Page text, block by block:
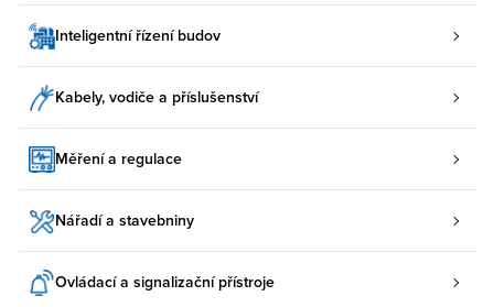
Inteligentní řízení budov
Kabely, vodiče a příslušenství
Měření a regulace
Nářadí a stavebniny
Ovládací a signalizační přístroje